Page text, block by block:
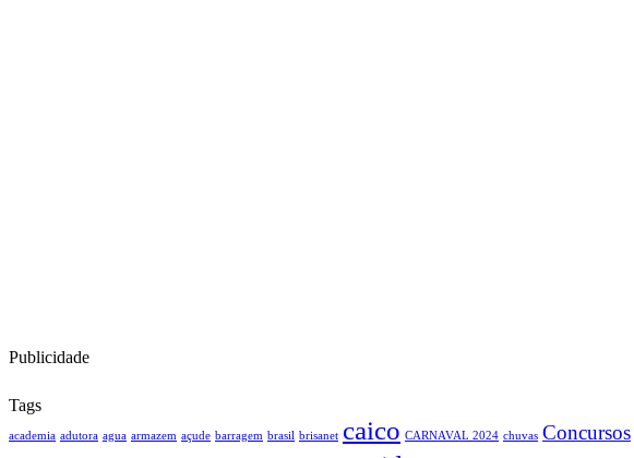
Publicidade
Tags
academia adutora agua armazem açude barragem brasil brisanet caico CARNAVAL 2024 chuvas Concursos